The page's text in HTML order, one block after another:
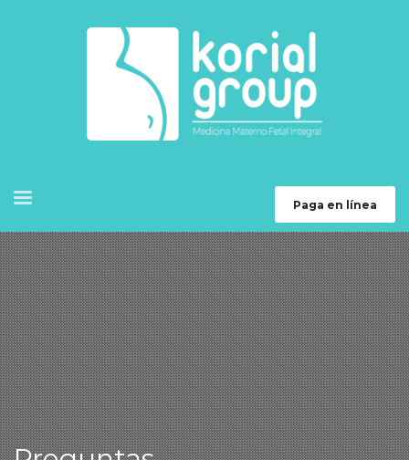
Paga en línea